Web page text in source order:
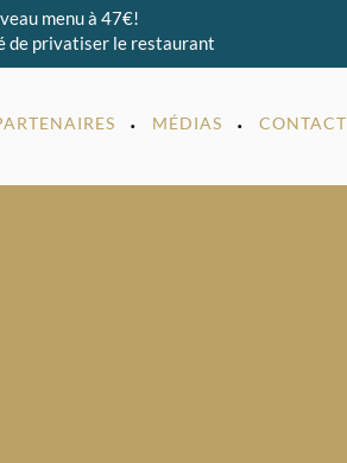
menu à 47€!
de privatiser le restaurant
MÉDIAS CONTACT